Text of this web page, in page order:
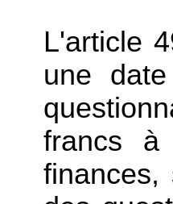
L'article
une
francs